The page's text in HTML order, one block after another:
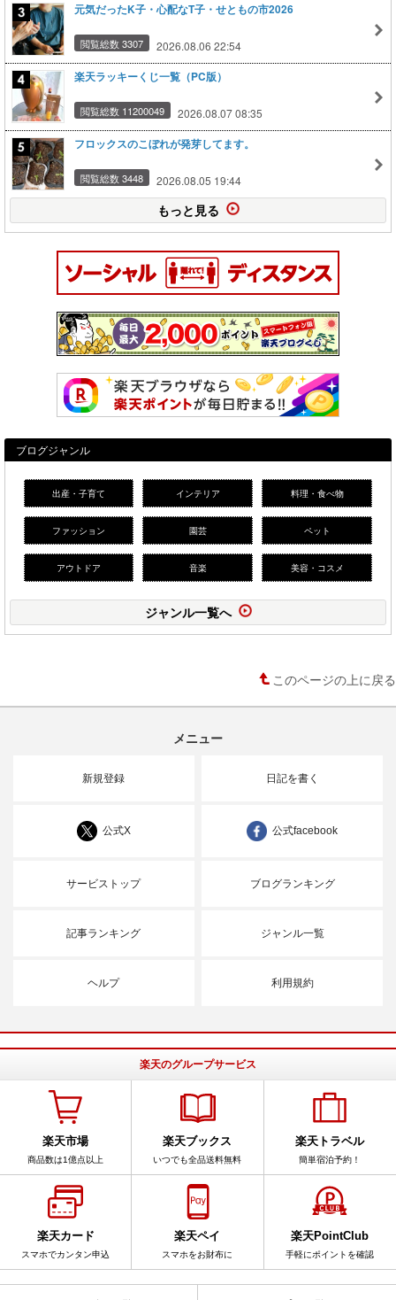
元気だったK子・心配なT子・せともの市2026
閲覧総数 3307 2026.08.06 22:54
楽天ラッキーくじ一覧（PC版）
閲覧総数 11200049 2026.08.07 08:35
フロックスのこぼれが発芽してます。
閲覧総数 3448 2026.08.05 19:44
もっと見る
ブログジャンル
出産・子育て インテリア 料理・食べ物
ファッション 園芸 ペット
アウトドア 音楽 美容・コスメ
ジャンル一覧へ
このページの上に戻る
メニュー
新規登録 日記を書く
公式X 公式facebook
サービストップ ブログランキング
記事ランキング ジャンル一覧
ヘルプ 利用規約
楽天のグループサービス
楽天市場
商品数は1億点以上
楽天ブックス
いつでも全品送料無料
楽天トラベル
簡単宿泊予約！
楽天カード
スマホでカンタン申込
楽天ペイ
スマホをお財布に
楽天PointClub
手軽にポイントを確認